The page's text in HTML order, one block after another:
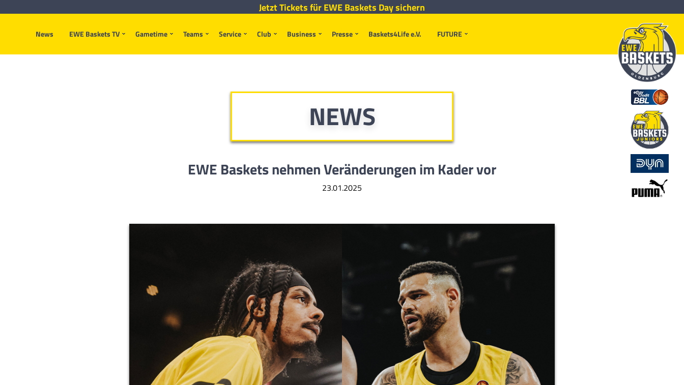
News EWE Baskets TV Gametime Teams Service Club Business Presse Baskets4Life e.V. FUTURE
Jetzt Tickets für EWE Baskets Day sichern
NEWS
EWE Baskets nehmen Veränderungen im Kader vor
23.01.2025